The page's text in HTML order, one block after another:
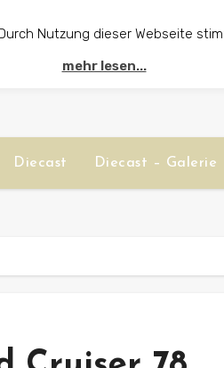
Diecast Diecast – Galerie
Nutzung dieser Webseite
mehr lesen...